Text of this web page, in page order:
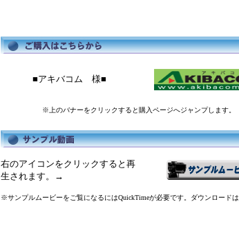
■アキバコム 様■
※上のバナーをクリックすると購入ページへジャンプします。
右のアイコンをクリックすると再
生されます。→
※サンプルムービーをご覧になるにはQuickTimeが必要です。ダウンロードは